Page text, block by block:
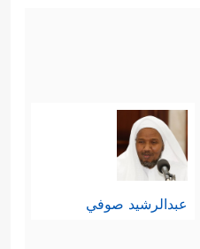
عبدالرشيد صوفي